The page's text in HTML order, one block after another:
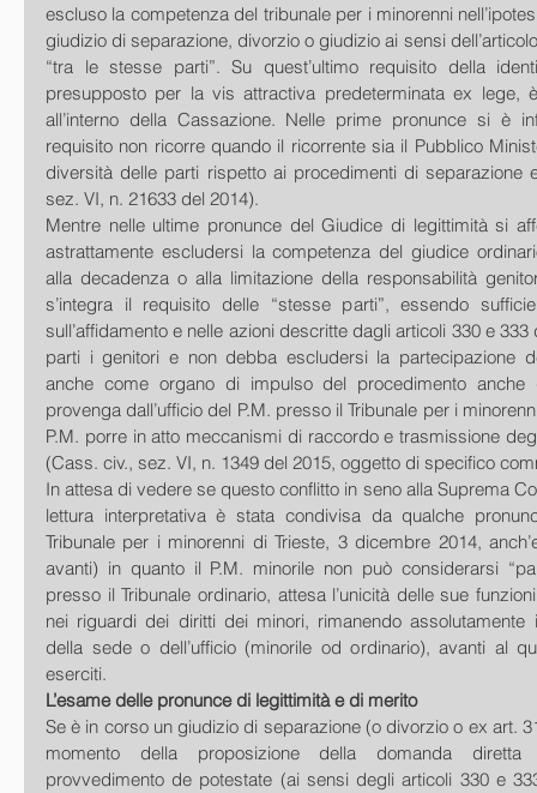
escluso la competenza del tribunale per i minorenni
giudizio di separazione, divorzio o giudizio ai sensi
“tra le stesse parti”. Su quest’ultimo requisito della
presupposto per la vis attractiva predeterminata ex lege,
all’interno della Cassazione. Nelle prime pronunce si è
requisito non ricorre quando il ricorrente sia il Pubblico
diversità delle parti rispetto ai procedimenti di separazione
sez. VI, n. 21633 del 2014).
Mentre nelle ultime pronunce del Giudice di legittimità si
astrattamente escludersi la competenza del giudice
alla decadenza o alla limitazione della responsabilità
s’integra il requisito delle “stesse parti”, essendo
sull’affidamento e nelle azioni descritte dagli articoli 330 e
parti i genitori e non debba escludersi la partecipazione
anche come organo di impulso del procedimento anche
provenga dall’ufficio del P.M. presso il Tribunale per i
P.M. porre in atto meccanismi di raccordo e trasmissione
(Cass. civ., sez. VI, n. 1349 del 2015, oggetto di specifico
In attesa di vedere se questo conflitto in seno alla Suprema
lettura interpretativa è stata condivisa da qualche
Tribunale per i minorenni di Trieste, 3 dicembre 2014,
avanti) in quanto il P.M. minorile non può considerarsi
presso il Tribunale ordinario, attesa l’unicità delle sue
nei riguardi dei diritti dei minori, rimanendo assolutamente
della sede o dell’ufficio (minorile od ordinario), avanti al
eserciti.
L’esame delle pronunce di legittimità e di merito
Se è in corso un giudizio di separazione (o divorzio o ex art.
momento della proposizione della domanda diretta
provvedimento de potestate (ai sensi degli articoli 330 e